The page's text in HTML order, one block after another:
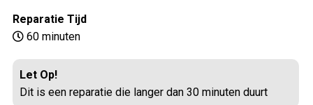
Reparatie Tijd
60 minuten
Let Op!
Dit is een reparatie die langer dan 30 minuten duurt